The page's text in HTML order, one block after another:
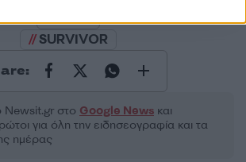
Media
SURVIVOR
Νewsit.gr στο Google News και
για όλη την ειδησεογραφία και τα
ημέρας